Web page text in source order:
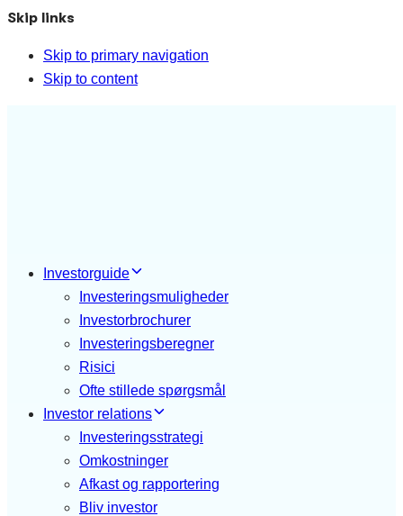
Skip links
Skip to primary navigation
Skip to content
Investorguide
Investeringsmuligheder
Investorbrochurer
Investeringsberegner
Risici
Ofte stillede spørgsmål
Investor relations
Investeringsstrategi
Omkostninger
Afkast og rapportering
Bliv investor